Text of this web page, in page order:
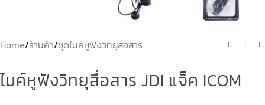
Home/ร้านค้า/ชุดไมค์หูฟังวิทยุสื่อสาร
ไมค์หูฟังวิทยุสื่อสาร JDI แจ็ค ICOM